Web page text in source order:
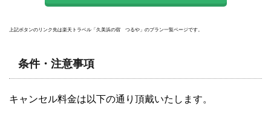
上記ボタンのリンク先は楽天トラベル「久美浜の宿 つるや」のプラン一覧ページです。
条件・注意事項
キャンセル料金は以下の通り頂戴いたします。